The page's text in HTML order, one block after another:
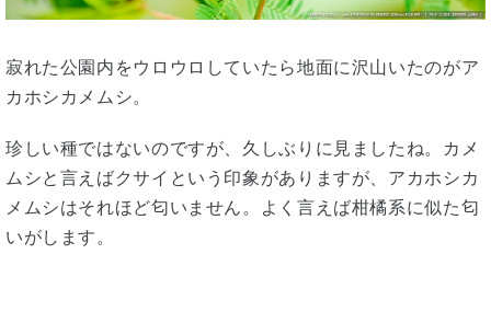
寂れた公園内をウロウロしていたら地面に沢山いたのがア
カホシカメムシ。
珍しい種ではないのですが、久しぶりに見ましたね。カメ
ムシと言えばクサイという印象がありますが、アカホシカ
メムシはそれほど匂いません。よく言えば柑橘系に似た匂
いがします。